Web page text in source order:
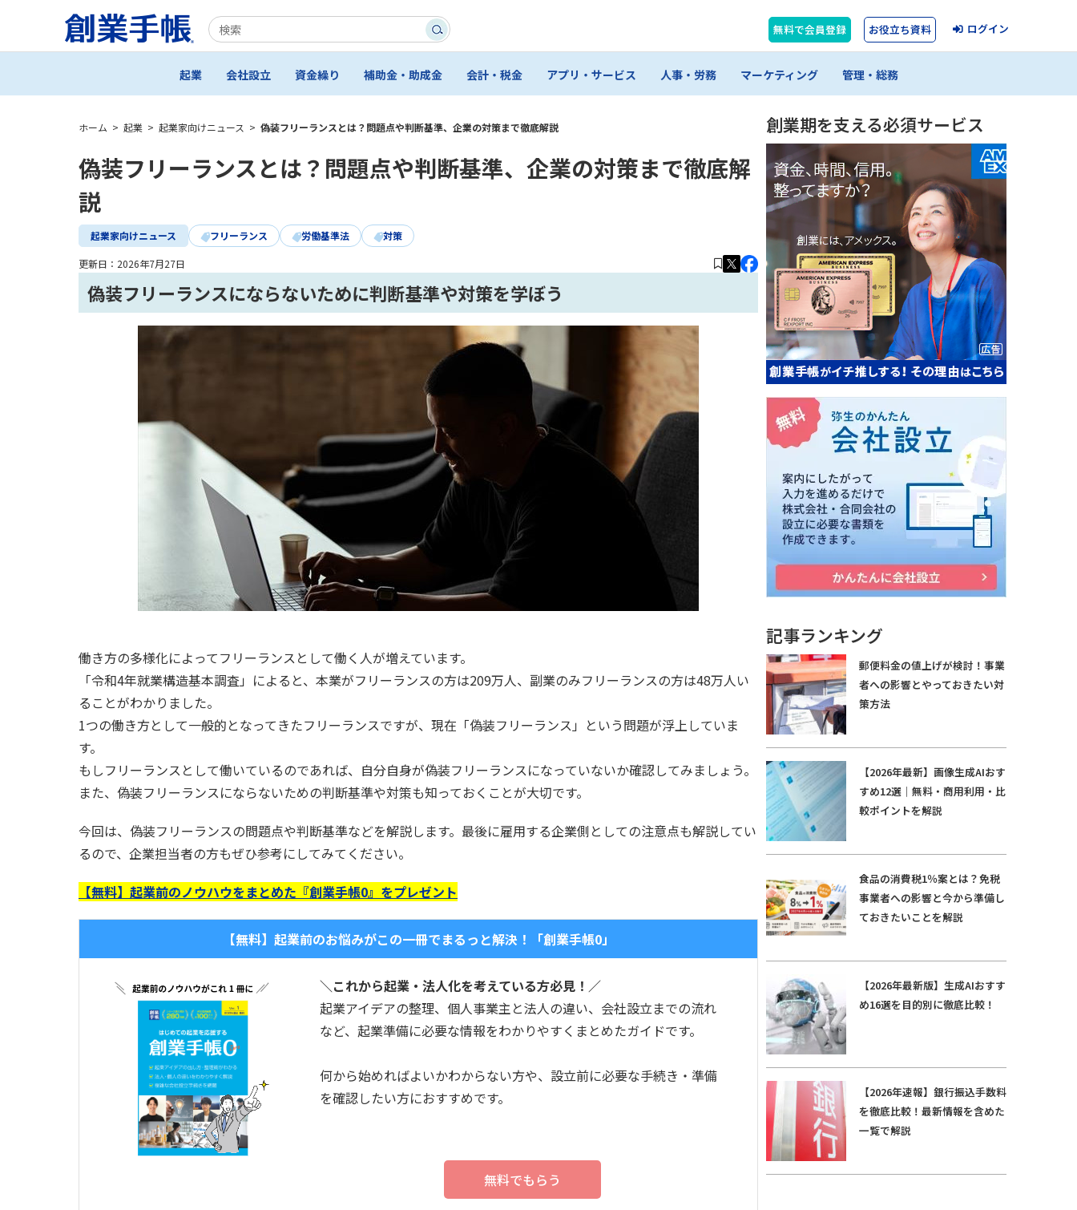
無料で会員登録 お役立ち資料 ログイン
起業 会社設立 資金繰り 補助金・助成金 会計・税金 アプリ・サービス 人事・労務 マーケティング 管理・総務
ホーム > 起業 > 起業家向けニュース > 偽装フリーランスとは？問題点や判断基準、企業の対策まで徹底解説
偽装フリーランスとは？問題点や判断基準、企業の対策まで徹底解
説
起業家向けニュース フリーランス 労働基準法 対策
更新日： 2026年7月27日
偽装フリーランスにならないために判断基準や対策を学ぼう
働き方の多様化によってフリーランスとして働く人が増えています。
「令和4年就業構造基本調査」によると、本業がフリーランスの方は209万人、副業のみフリーランスの方は48万人い
ることがわかりました。
1つの働き方として一般的となってきたフリーランスですが、現在「偽装フリーランス」という問題が浮上していま
す。
もしフリーランスとして働いているのであれば、自分自身が偽装フリーランスになっていないか確認してみましょう。
また、偽装フリーランスにならないための判断基準や対策も知っておくことが大切です。
今回は、偽装フリーランスの問題点や判断基準などを解説します。最後に雇用する企業側としての注意点も解説してい
るので、企業担当者の方もぜひ参考にしてみてください。
【無料】起業前のノウハウをまとめた『創業手帳0』をプレゼント
【無料】起業前のお悩みがこの一冊でまるっと解決！「創業手帳0」
＼これから起業・法人化を考えている方必見！／
起業アイデアの整理、個人事業主と法人の違い、会社設立までの流れ
など、起業準備に必要な情報をわかりやすくまとめたガイドです。
何から始めればよいかわからない方や、設立前に必要な手続き・準備
を確認したい方におすすめです。
無料でもらう
創業期を支える必須サービス
記事ランキング
郵便料金の値上げが検討！事業
者への影響とやっておきたい対
策方法
【2026年最新】画像生成AIおす
すめ12選｜無料・商用利用・比
較ポイントを解説
食品の消費税1％案とは？免税
事業者への影響と今から準備し
ておきたいことを解説
【2026年最新版】生成AIおすす
め16選を目的別に徹底比較！
【2026年速報】銀行振込手数料
を徹底比較！最新情報を含めた
一覧で解説